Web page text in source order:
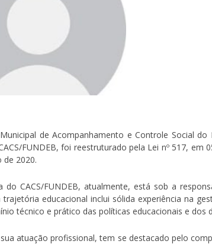
de Acompanhamento e Controle Social
FUNDEB, foi reestruturado pela Lei nº 517,
de 2020.
do CACS/FUNDEB, atualmente, está sob a
trajetória educacional inclui sólida experiência na
técnico e prático das políticas educacionais e
atuação profissional, tem se destacado pelo